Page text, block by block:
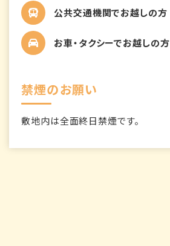
公共交通機関でお越しの方
お車・タクシーでお越しの方
禁煙のお願い
敷地内は全面終日禁煙です。